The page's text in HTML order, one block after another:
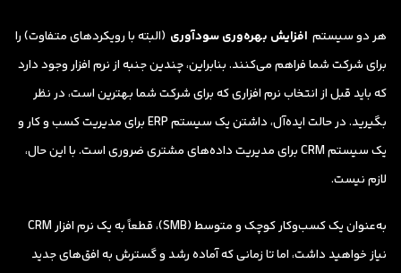
هر دو سیستم افزایش بهره‌وری سودآوری (البته با رویکردهای متفاوت) را
برای شرکت شما فراهم می‌کنند. بنابراین، چندین جنبه از نرم افزار وجود دارد
که باید قبل از انتخاب نرم افزاری که برای شرکت شما بهترین است، در نظر
بگیرید. در حالت ایده‌آل، داشتن یک سیستم ERP برای مدیریت کسب و کار و
یک سیستم CRM برای مدیریت داده‌های مشتری ضروری است. با این حال،
لازم نیست.
به‌عنوان یک کسب‌وکار کوچک و متوسط (SMB)، قطعاً به یک نرم افزار CRM
نیاز خواهید داشت، اما تا زمانی که آماده رشد و گسترش به افق‌های جدید